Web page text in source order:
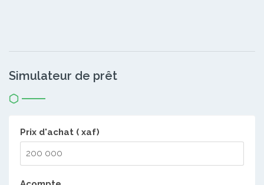
Simulateur de prêt
Prix d'achat ( xaf)